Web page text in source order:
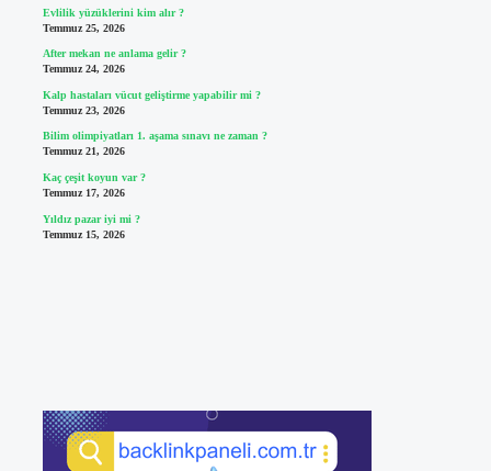
Evlilik yüzüklerini kim alır ?
Temmuz 25, 2026
After mekan ne anlama gelir ?
Temmuz 24, 2026
Kalp hastaları vücut geliştirme yapabilir mi ?
Temmuz 23, 2026
Bilim olimpiyatları 1. aşama sınavı ne zaman ?
Temmuz 21, 2026
Kaç çeşit koyun var ?
Temmuz 17, 2026
Yıldız pazar iyi mi ?
Temmuz 15, 2026